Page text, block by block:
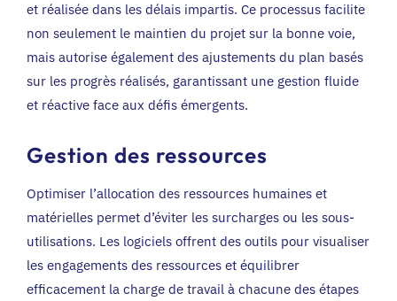
et réalisée dans les délais impartis. Ce processus facilite
non seulement le maintien du projet sur la bonne voie,
mais autorise également des ajustements du plan basés
sur les progrès réalisés, garantissant une gestion fluide
et réactive face aux défis émergents.
Gestion des ressources
Optimiser l’allocation des ressources humaines et
matérielles permet d’éviter les surcharges ou les sous-
utilisations. Les logiciels offrent des outils pour visualiser
les engagements des ressources et équilibrer
efficacement la charge de travail à chacune des étapes